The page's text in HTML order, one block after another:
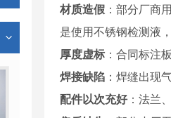
材质造假 ：部分厂商
是使用不锈钢检测液
厚度虚标 ：合同标注
焊接缺陷 ：焊缝出现
配件以次充好：法兰